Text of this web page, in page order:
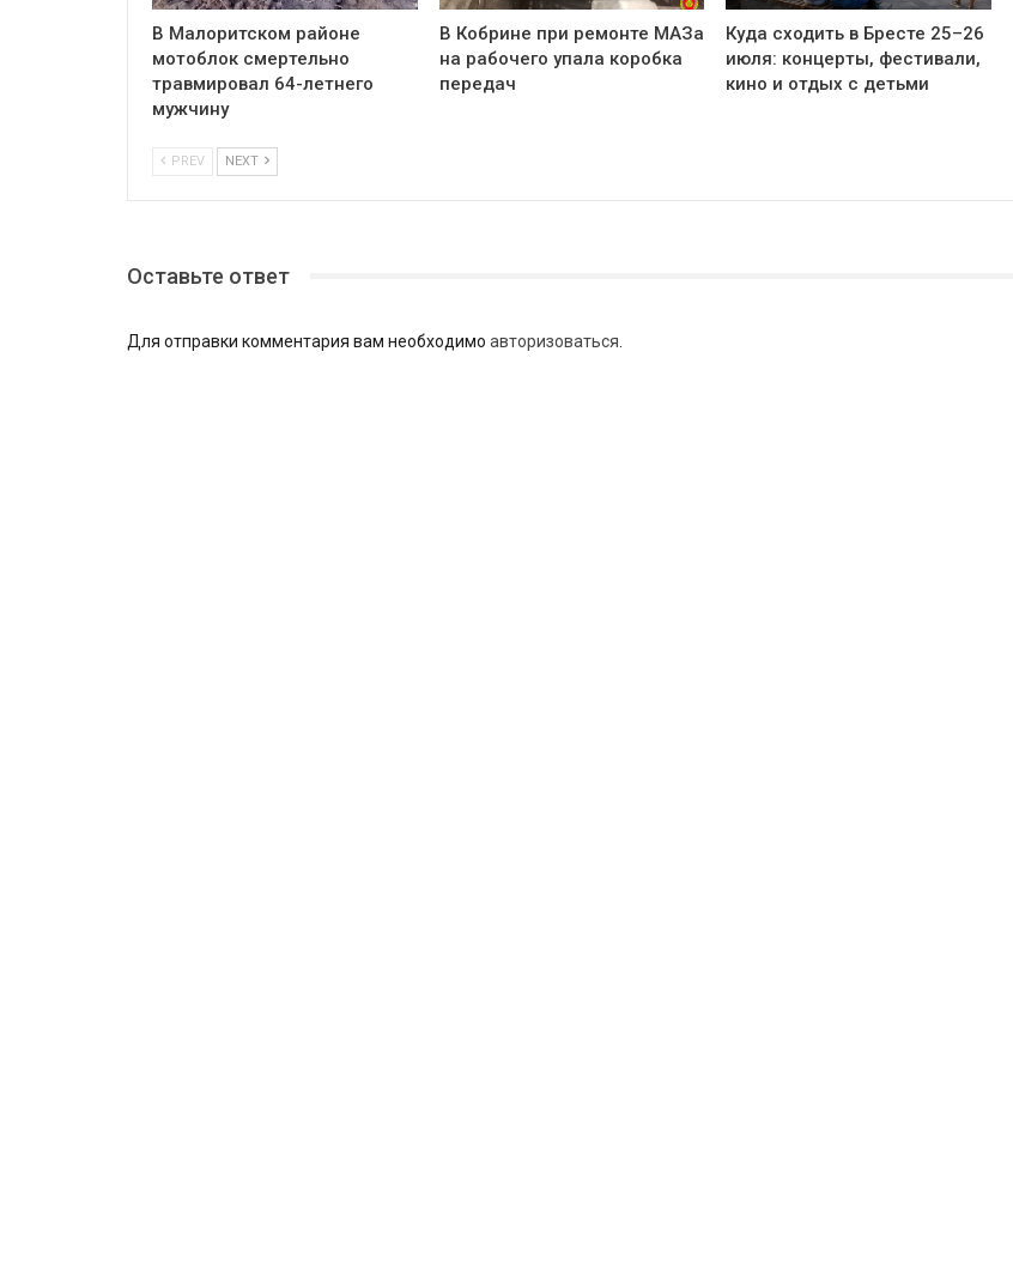
В Малоритском районе
мотоблок смертельно
травмировал 64-летнего
мужчину
В Кобрине при ремонте МАЗа
на рабочего упала коробка
передач
Куда сходить в Бресте 25–26
июля: концерты, фестивали,
кино и отдых с детьми
PREV NEXT
Оставьте ответ
Для отправки комментария вам необходимо авторизоваться